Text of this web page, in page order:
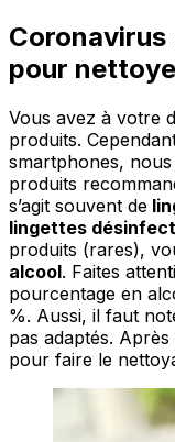
pour
Vous avez à votre
produits.
smartphones, nous
produits
s’agit souvent de
lingettes
produits (rares),
alcool. Faites
pourcentage en
%. Aussi, il faut
pas adaptés.
pour faire le